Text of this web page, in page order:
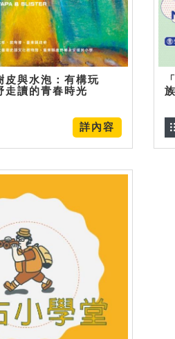
皮與水泡：有構玩
走讀的青春時光
詳內容